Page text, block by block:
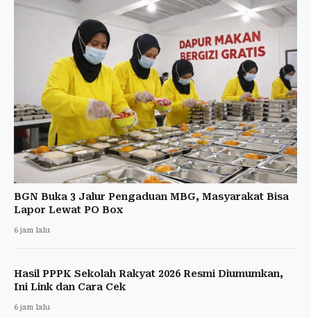
BGN Buka 3 Jalur Pengaduan MBG, Masyarakat Bisa
Lapor Lewat PO Box
6 jam lalu
Hasil PPPK Sekolah Rakyat 2026 Resmi Diumumkan,
Ini Link dan Cara Cek
6 jam lalu